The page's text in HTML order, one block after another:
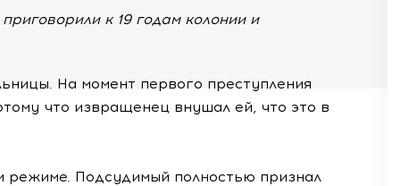
к 19 годам колонии и
На момент первого преступления
что извращенец внушал ей, что это в
режиме. Подсудимый полностью признал